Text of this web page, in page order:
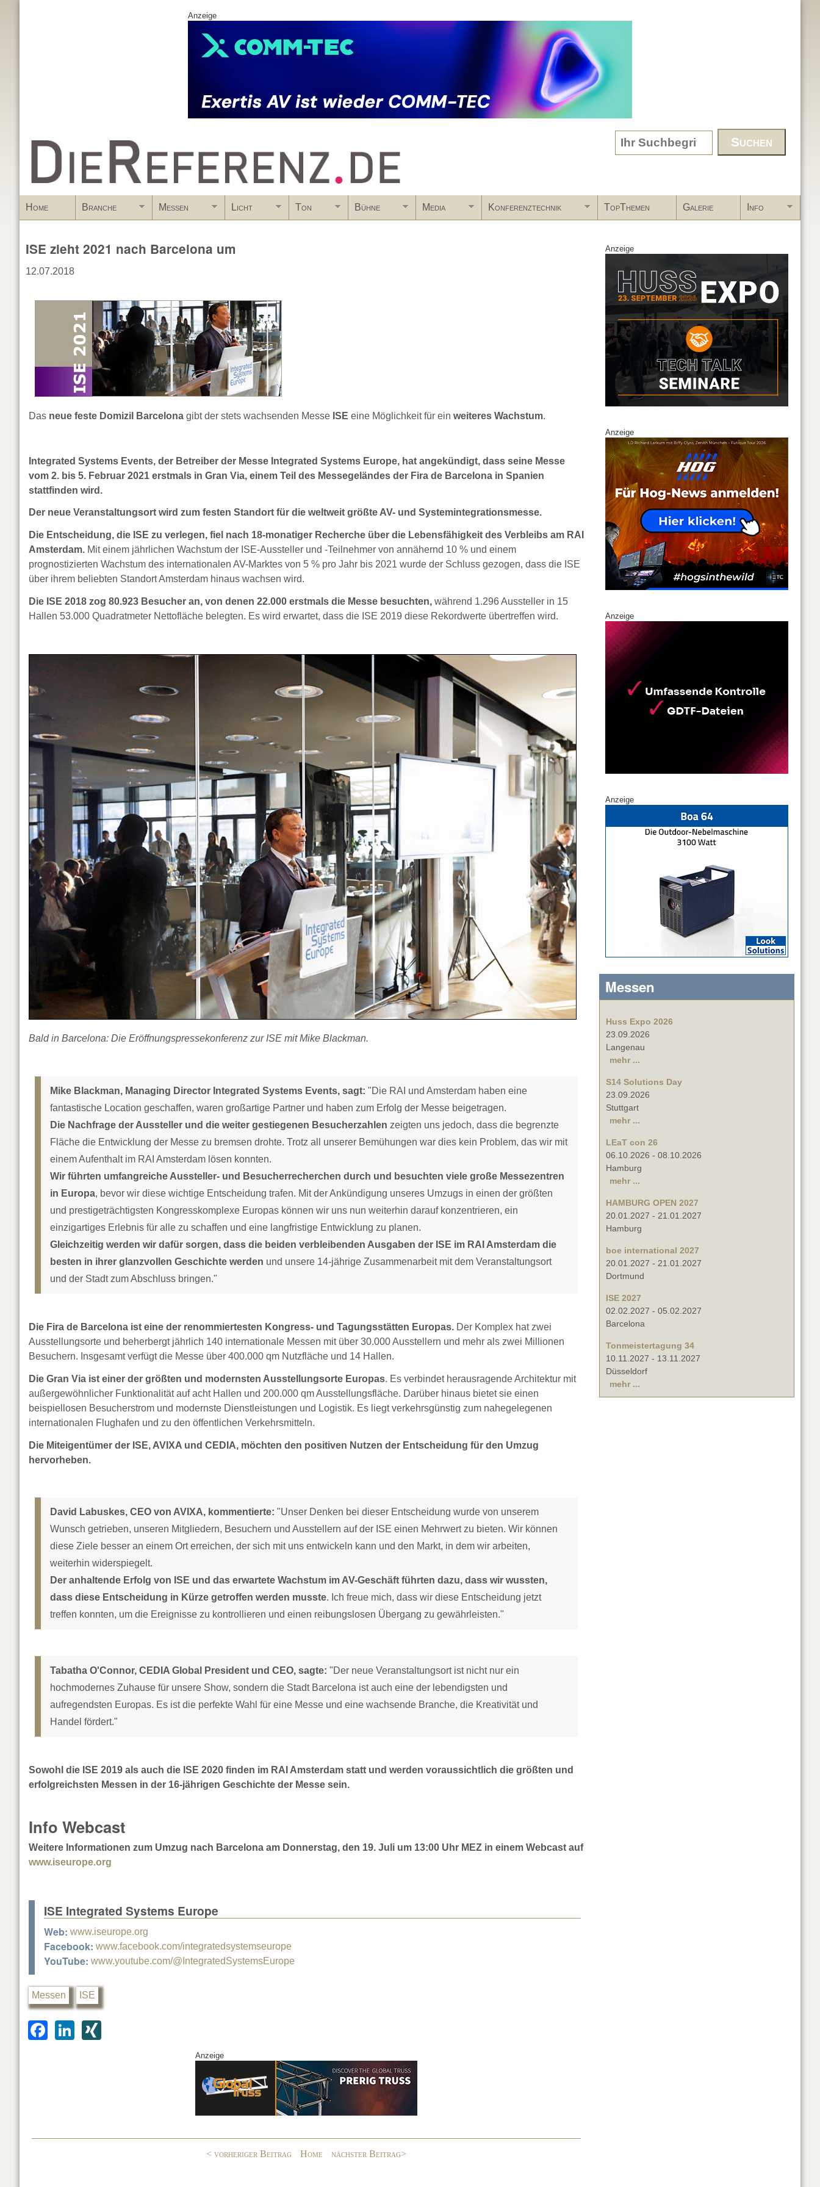
Anzeige
www.DieReferenz.de Search form
Home Branche Messen Licht Ton Bühne Media Konferenztechnik TopThemen Galerie Info
ISE zieht 2021 nach Barcelona um
12.07.2018
Das neue feste Domizil Barcelona gibt der stets wachsenden Messe ISE eine Möglichkeit für ein weiteres Wachstum.
Integrated Systems Events, der Betreiber der Messe Integrated Systems Europe, hat angekündigt, dass seine Messe
vom 2. bis 5. Februar 2021 erstmals in Gran Via, einem Teil des Messegeländes der Fira de Barcelona in Spanien
stattfinden wird.
Der neue Veranstaltungsort wird zum festen Standort für die weltweit größte AV- und Systemintegrationsmesse.
Die Entscheidung, die ISE zu verlegen, fiel nach 18-monatiger Recherche über die Lebensfähigkeit des Verbleibs am RAI
Amsterdam. Mit einem jährlichen Wachstum der ISE-Aussteller und -Teilnehmer von annähernd 10 % und einem
prognostizierten Wachstum des internationalen AV-Marktes von 5 % pro Jahr bis 2021 wurde der Schluss gezogen, dass die ISE
über ihrem beliebten Standort Amsterdam hinaus wachsen wird.
Die ISE 2018 zog 80.923 Besucher an, von denen 22.000 erstmals die Messe besuchten, während 1.296 Aussteller in 15
Hallen 53.000 Quadratmeter Nettofläche belegten. Es wird erwartet, dass die ISE 2019 diese Rekordwerte übertreffen wird.
Bald in Barcelona: Die Eröffnungspressekonferenz zur ISE mit Mike Blackman.
Mike Blackman, Managing Director Integrated Systems Events, sagt: "Die RAI und Amsterdam haben eine
fantastische Location geschaffen, waren großartige Partner und haben zum Erfolg der Messe beigetragen.
Die Nachfrage der Aussteller und die weiter gestiegenen Besucherzahlen zeigten uns jedoch, dass die begrenzte
Fläche die Entwicklung der Messe zu bremsen drohte. Trotz all unserer Bemühungen war dies kein Problem, das wir mit
einem Aufenthalt im RAI Amsterdam lösen konnten.
Wir führten umfangreiche Aussteller- und Besucherrecherchen durch und besuchten viele große Messezentren
in Europa, bevor wir diese wichtige Entscheidung trafen. Mit der Ankündigung unseres Umzugs in einen der größten
und prestigeträchtigsten Kongresskomplexe Europas können wir uns nun weiterhin darauf konzentrieren, ein
einzigartiges Erlebnis für alle zu schaffen und eine langfristige Entwicklung zu planen.
Gleichzeitig werden wir dafür sorgen, dass die beiden verbleibenden Ausgaben der ISE im RAI Amsterdam die
besten in ihrer glanzvollen Geschichte werden und unsere 14-jährige Zusammenarbeit mit dem Veranstaltungsort
und der Stadt zum Abschluss bringen."
Die Fira de Barcelona ist eine der renommiertesten Kongress- und Tagungsstätten Europas. Der Komplex hat zwei
Ausstellungsorte und beherbergt jährlich 140 internationale Messen mit über 30.000 Ausstellern und mehr als zwei Millionen
Besuchern. Insgesamt verfügt die Messe über 400.000 qm Nutzfläche und 14 Hallen.
Die Gran Via ist einer der größten und modernsten Ausstellungsorte Europas. Es verbindet herausragende Architektur mit
außergewöhnlicher Funktionalität auf acht Hallen und 200.000 qm Ausstellungsfläche. Darüber hinaus bietet sie einen
beispiellosen Besucherstrom und modernste Dienstleistungen und Logistik. Es liegt verkehrsgünstig zum nahegelegenen
internationalen Flughafen und zu den öffentlichen Verkehrsmitteln.
Die Miteigentümer der ISE, AVIXA und CEDIA, möchten den positiven Nutzen der Entscheidung für den Umzug
hervorheben.
David Labuskes, CEO von AVIXA, kommentierte: "Unser Denken bei dieser Entscheidung wurde von unserem
Wunsch getrieben, unseren Mitgliedern, Besuchern und Ausstellern auf der ISE einen Mehrwert zu bieten. Wir können
diese Ziele besser an einem Ort erreichen, der sich mit uns entwickeln kann und den Markt, in dem wir arbeiten,
weiterhin widerspiegelt.
Der anhaltende Erfolg von ISE und das erwartete Wachstum im AV-Geschäft führten dazu, dass wir wussten,
dass diese Entscheidung in Kürze getroffen werden musste. Ich freue mich, dass wir diese Entscheidung jetzt
treffen konnten, um die Ereignisse zu kontrollieren und einen reibungslosen Übergang zu gewährleisten."
Tabatha O'Connor, CEDIA Global President und CEO, sagte: "Der neue Veranstaltungsort ist nicht nur ein
hochmodernes Zuhause für unsere Show, sondern die Stadt Barcelona ist auch eine der lebendigsten und
aufregendsten Europas. Es ist die perfekte Wahl für eine Messe und eine wachsende Branche, die Kreativität und
Handel fördert."
Sowohl die ISE 2019 als auch die ISE 2020 finden im RAI Amsterdam statt und werden voraussichtlich die größten und
erfolgreichsten Messen in der 16-jährigen Geschichte der Messe sein.
Info Webcast
Weitere Informationen zum Umzug nach Barcelona am Donnerstag, den 19. Juli um 13:00 Uhr MEZ in einem Webcast auf
www.iseurope.org
ISE Integrated Systems Europe
Web: www.iseurope.org
Facebook: www.facebook.com/integratedsystemseurope
YouTube: www.youtube.com/@IntegratedSystemsEurope
Messen ISE
F
o
Li
Anzeige
< vorheriger Beitrag Home nächster Beitrag>
Anzeige
Anzeige
Anzeige
Anzeige
Messen
Huss Expo 2026
23.09.2026
Langenau
mehr ...
S14 Solutions Day
23.09.2026
Stuttgart
mehr ...
LEaT con 26
06.10.2026 - 08.10.2026
Hamburg
mehr ...
HAMBURG OPEN 2027
20.01.2027 - 21.01.2027
Hamburg
boe international 2027
20.01.2027 - 21.01.2027
Dortmund
ISE 2027
02.02.2027 - 05.02.2027
Barcelona
Tonmeistertagung 34
10.11.2027 - 13.11.2027
Düsseldorf
mehr ...